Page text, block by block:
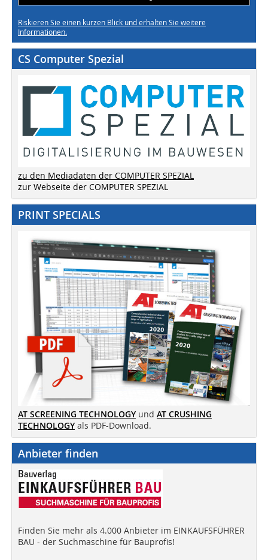
Riskieren Sie einen kurzen Blick und erhalten Sie weitere
Informationen.
CS Computer Spezial
zu den Mediadaten der COMPUTER SPEZIAL
zur Webseite der COMPUTER SPEZIAL
PRINT SPECIALS
AT SCREENING TECHNOLOGY und AT CRUSHING
TECHNOLOGY als PDF-Download.
Anbieter finden
Finden Sie mehr als 4.000 Anbieter im EINKAUFSFÜHRER
BAU - der Suchmaschine für Bauprofis!